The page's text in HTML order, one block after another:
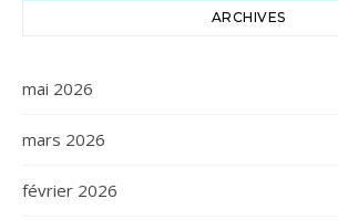
ARCHIVES
mai 2026
mars 2026
février 2026